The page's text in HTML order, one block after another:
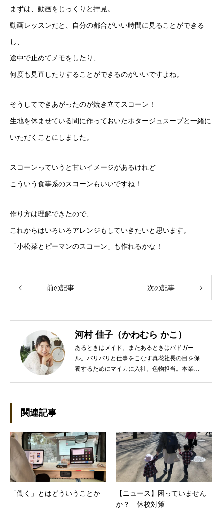
まずは、動画をじっくりと拝見。
動画レッスンだと、自分の都合がいい時間に見ることができる
し、
途中で止めてメモをしたり、
何度も見直したりすることができるのがいいですよね。
そうしてできあがったのが焼き立てスコーン！
生地を休ませている間に作っておいたポタージュスープと一緒に
いただくことにしました。
スコーンっていうと甘いイメージがあるけれど
こういう食事系のスコーンもいいですね！
作り方は理解できたので、
これからはいろいろアレンジもしていきたいと思います。
「小松菜とピーマンのスコーン」も作れるかな！
前の記事 次の記事
河村 佳子（かわむら かこ）
あるときはメイド。またあるときはバドガー
ル。バリバリと仕事をこなす真花社長の目を保
養するためにマイカに入社。色物担当。本業は
べく上京。設立して間もない会社に携わること
が多かったので、総務的な社内整備を得意とす
る。●連絡先 メール：kako@office-mica.com
関連記事
「働く」とはどういうことか
【ニュース】困っていません
か？ 休校対策